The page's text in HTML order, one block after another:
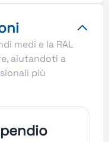
medi e la RAL
aiutandoti a
più